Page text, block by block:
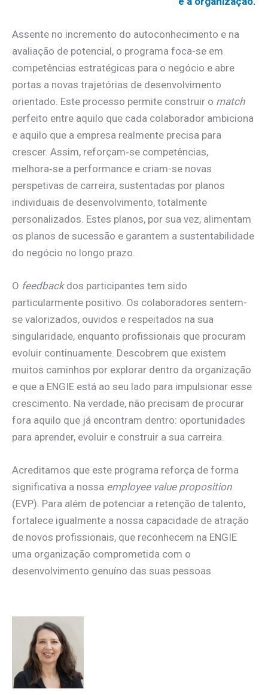
Assente no incremento do autoconhecimento e na
avaliação de potencial, o programa foca-se em
competências estratégicas para o negócio e abre
portas a novas trajetórias de desenvolvimento
orientado. Este processo permite construir o match
perfeito entre aquilo que cada colaborador ambiciona
e aquilo que a empresa realmente precisa para
crescer. Assim, reforçam‑se competências,
melhora‑se a performance e criam-se novas
perspetivas de carreira, sustentadas por planos
individuais de desenvolvimento, totalmente
personalizados. Estes planos, por sua vez, alimentam
os planos de sucessão e garantem a sustentabilidade
do negócio no longo prazo.
O feedbackdos participantes tem sido
particularmente positivo. Os colaboradores sentem-
se valorizados, ouvidos e respeitados na sua
singularidade, enquanto profissionais que procuram
evoluir continuamente. Descobrem que existem
muitos caminhos por explorar dentro da organização
e que a ENGIE está ao seu lado para impulsionar esse
crescimento. Na verdade, não precisam de procurar
fora aquilo que já encontram dentro: oportunidades
para aprender, evoluir e construir a sua carreira.
Acreditamos que este programa reforça de forma
significativa a nossa employee value proposition
(EVP). Para além de potenciar a retenção de talento,
fortalece igualmente a nossa capacidade de atração
de novos profissionais, que reconhecem na ENGIE
uma organização comprometida com o
desenvolvimento genuíno das suas pessoas.